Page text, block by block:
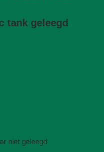
tank geleegd
niet geleegd